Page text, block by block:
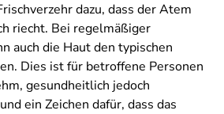
dazu, dass der Atem
riecht. Bei regelmäßiger
auch die Haut den typischen
Dies ist für betroffene Personen
gesundheitlich jedoch
ein Zeichen dafür, dass das